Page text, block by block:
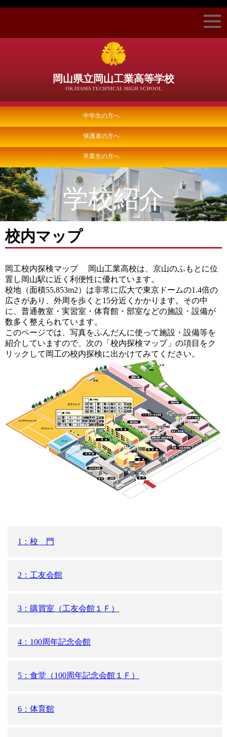
岡山県立岡山工業高等学校
OKAYAMA TECHNICAL HIGH SCHOOL
中学生の方へ
保護者の方へ
卒業生の方へ
学校紹介
校内マップ
岡工校内探検マップ 岡山工業高校は、京山のふもとに位
置し岡山駅に近く利便性に優れています。
校地（面積55,853m2）は非常に広大で東京ドームの1.4倍の
広さがあり、外周を歩くと15分近くかかります。その中
に、普通教室・実習室・体育館・部室などの施設・設備が
数多く整えられています。
このページでは、写真をふんだんに使って施設・設備等を
紹介していますので、次の「校内探検マップ」の項目をク
リックして岡工の校内探検に出かけてみてください。
1：校 門
2：工友会館
3：購買室（工友会館１Ｆ）
4：100周年記念会館
5：食堂（100周年記念会館１Ｆ）
6：体育館